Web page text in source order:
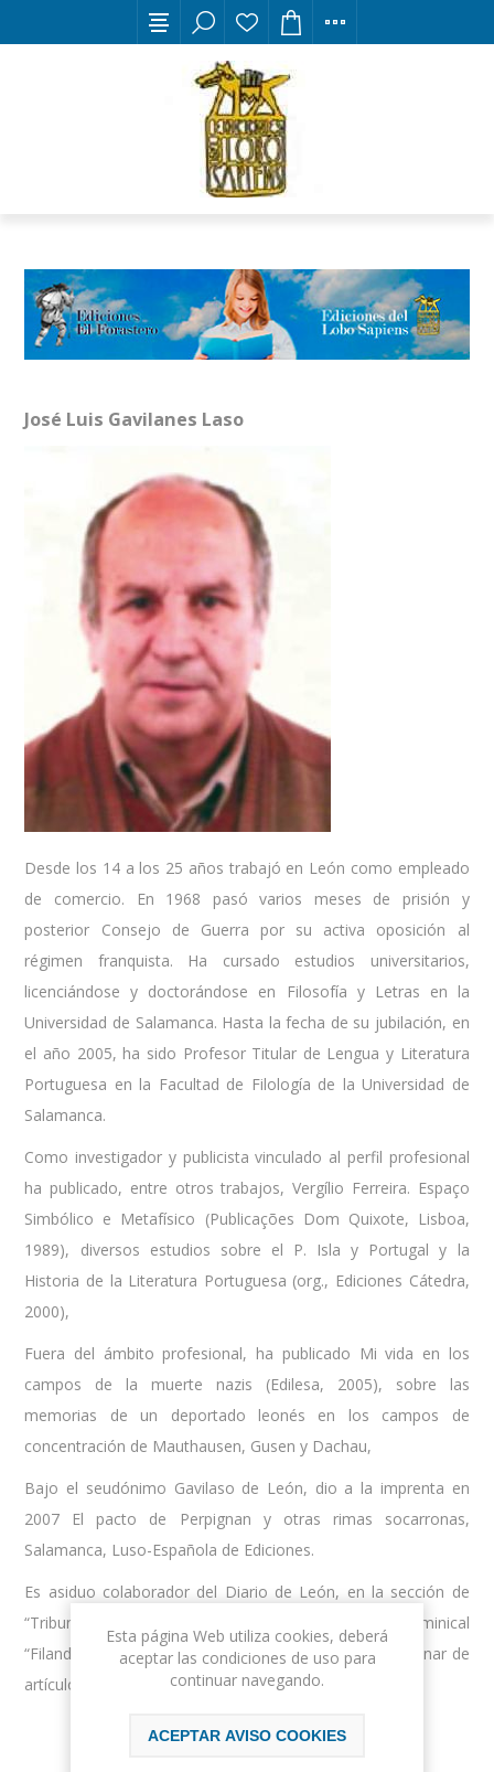
José Luis Gavilanes Laso
Desde los 14 a los 25 años trabajó en León como empleado
de comercio. En 1968 pasó varios meses de prisión y
posterior Consejo de Guerra por su activa oposición al
régimen franquista. Ha cursado estudios universitarios,
licenciándose y doctorándose en Filosofía y Letras en la
Universidad de Salamanca. Hasta la fecha de su jubilación, en
el año 2005, ha sido Profesor Titular de Lengua y Literatura
Portuguesa en la Facultad de Filología de la Universidad de
Salamanca.
Como investigador y publicista vinculado al perfil profesional
ha publicado, entre otros trabajos, Vergílio Ferreira. Espaço
Simbólico e Metafísico (Publicações Dom Quixote, Lisboa,
1989), diversos estudios sobre el P. Isla y Portugal y la
Historia de la Literatura Portuguesa (org., Ediciones Cátedra,
2000),
Fuera del ámbito profesional, ha publicado Mi vida en los
campos de la muerte nazis (Edilesa, 2005), sobre las
memorias de un deportado leonés en los campos de
concentración de Mauthausen, Gusen y Dachau,
Bajo el seudónimo Gavilaso de León, dio a la imprenta en
2007 El pacto de Perpignan y otras rimas socarronas,
Salamanca, Luso-Española de Ediciones.
Es asiduo colaborador del Diario de León, en la sección de
“Tribuna” de opinión, así como del suplemento dominical
“Filandón”, en los cuales ha publicado más de un centenar de
artículos.
Ordenar
Esta página Web utiliza cookies, deberá
aceptar las condiciones de uso para
continuar navegando.
ACEPTAR AVISO COOKIES